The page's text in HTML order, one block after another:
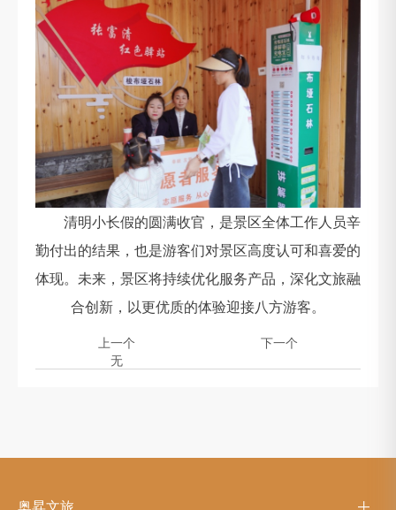
清明小长假的圆满收官，是景区全体工作人员辛
勤付出的结果，也是游客们对景区高度认可和喜爱的
体现。未来，景区将持续优化服务产品，深化文旅融
合创新，以更优质的体验迎接八方游客。
上一个
无
下一个